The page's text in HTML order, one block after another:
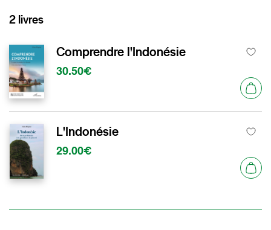
2 livres
Comprendre l'Indonésie
30.50€
L'Indonésie
29.00€